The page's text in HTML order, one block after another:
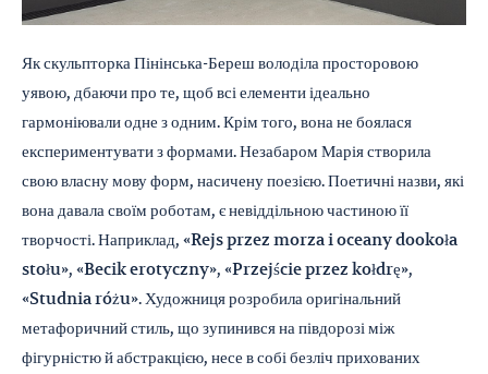
Як скульпторка Пінінська-Береш володіла просторовою
уявою, дбаючи про те, щоб всі елементи ідеально
гармоніювали одне з одним. Крім того, вона не боялася
експериментувати з формами. Незабаром Марія створила
свою власну мову форм, насичену поезією. Поетичні назви, які
вона давала своїм роботам, є невіддільною частиною її
творчості. Наприклад, «Rejs przez morza i oceany dookoła
stołu», «Becik erotyczny», «Przejście przez kołdrę»,
«Studnia różu». Художниця розробила оригінальний
метафоричний стиль, що зупинився на півдорозі між
фігурністю й абстракцією, несе в собі безліч прихованих